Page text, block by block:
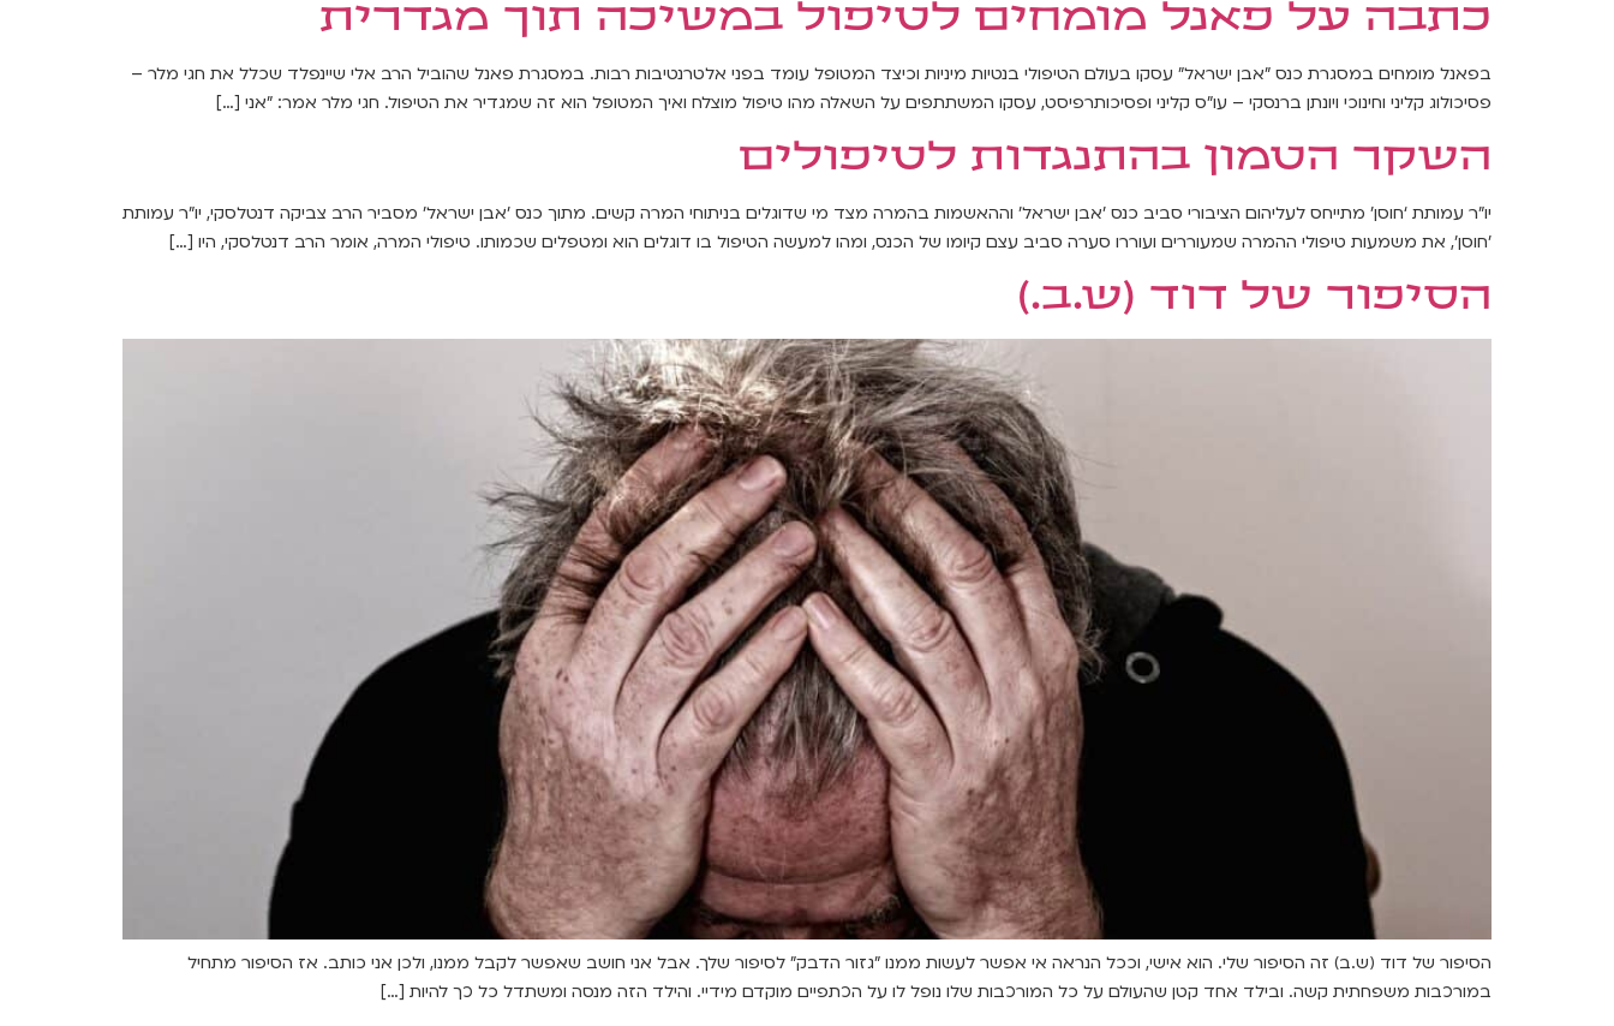
כתבה על פאנל מומחים לטיפול במשיכה תוך מגדרית
בפאנל מומחים במסגרת כנס "אבן ישראל" עסקו בעולם הטיפולי בנטיות מיניות וכיצד המטופל עומד בפני אלטרנטיבות רבות. במסגרת פאנל שהוביל הרב אלי שיינפלד שכלל את חגי מלר –
פסיכולוג קליני וחינוכי ויונתן ברנסקי – עו"ס קליני ופסיכותרפיסט, עסקו המשתתפים על השאלה מהו טיפול מוצלח ואיך המטופל הוא זה שמגדיר את הטיפול. חגי מלר אמר: "אני […]
השקר הטמון בהתנגדות לטיפולים
יו”ר עמותת ‘חוסן’ מתייחס לעליהום הציבורי סביב כנס 'אבן ישראל' וההאשמות בהמרה מצד מי שדוגלים בניתוחי המרה קשים. מתוך כנס 'אבן ישראל' מסביר הרב צביקה דנטלסקי, יו"ר עמותת
'חוסן', את משמעות טיפולי ההמרה שמעוררים ועוררו סערה סביב עצם קיומו של הכנס, ומהו למעשה הטיפול בו דוגלים הוא ומטפלים שכמותו. טיפולי המרה, אומר הרב דנטלסקי, היו […]
הסיפור של דוד (ש.ב.)
הסיפור של דוד (ש.ב) זה הסיפור שלי. הוא אישי, וככל הנראה אי אפשר לעשות ממנו "גזור הדבק" לסיפור שלך. אבל אני חושב שאפשר לקבל ממנו, ולכן אני כותב. אז הסיפור מתחיל
במורכבות משפחתית קשה. ובילד אחד קטן שהעולם על כל המורכבות שלו נופל לו על הכתפיים מוקדם מידיי. והילד הזה מנסה ומשתדל כל כך להיות […]